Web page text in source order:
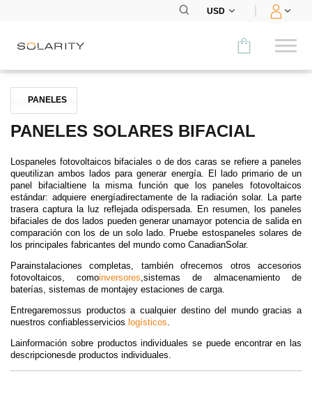
USD
CATEGORÍA
Inversores
Baterías
Accesorios
MENÚ
Menú cliente
PANELES
PANELES SOLARES BIFACIAL
Lospaneles fotovoltaicos bifaciales o de dos caras se refiere a paneles
queutilizan ambos lados para generar energía. El lado primario de un
panel bifacialtiene la misma función que los paneles fotovoltaicos
estándar: adquiere energíadirectamente de la radiación solar. La parte
trasera captura la luz reflejada odispersada. En resumen, los paneles
bifaciales de dos lados pueden generar unamayor potencia de salida en
comparación con los de un solo lado. Pruebe estospaneles solares de
los principales fabricantes del mundo como CanadianSolar.
Parainstalaciones completas, también ofrecemos otros accesorios
fotovoltaicos, comoinversores,sistemas de almacenamiento de
baterías, sistemas de montajey estaciones de carga.
Entregaremossus productos a cualquier destino del mundo gracias a
nuestros confiablesservicios logísticos.
Lainformación sobre productos individuales se puede encontrar en las
descripcionesde productos individuales.